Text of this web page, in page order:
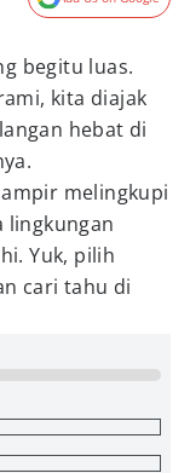
begitu luas.
kita diajak
hebat di
melingkupi
lingkungan
Yuk, pilih
cari tahu di